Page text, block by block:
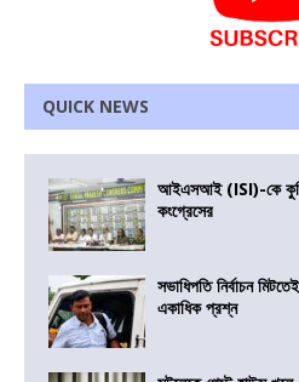
QUICK NEWS
আইএসআই (ISI)-কে
কংগ্রেসের
সভাধিপতি নির্বাচন
একাধিক প্রশ্ন